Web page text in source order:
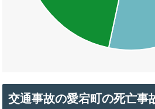
交通事故の愛宕町の死亡事